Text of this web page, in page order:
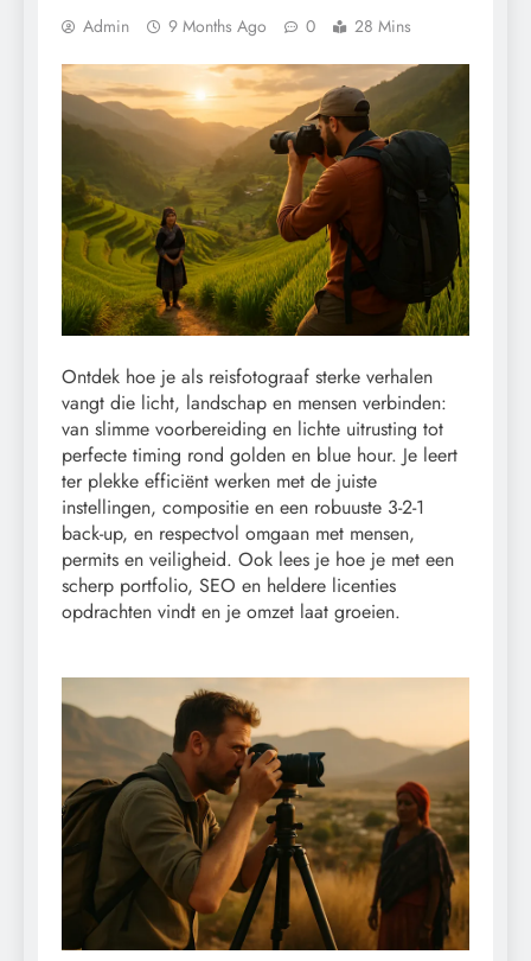
Admin 9 Months Ago 0 28 Mins
Ontdek hoe je als reisfotograaf sterke verhalen
vangt die licht, landschap en mensen verbinden:
van slimme voorbereiding en lichte uitrusting tot
perfecte timing rond golden en blue hour. Je leert
ter plekke efficiënt werken met de juiste
instellingen, compositie en een robuuste 3-2-1
back-up, en respectvol omgaan met mensen,
permits en veiligheid. Ook lees je hoe je met een
scherp portfolio, SEO en heldere licenties
opdrachten vindt en je omzet laat groeien.